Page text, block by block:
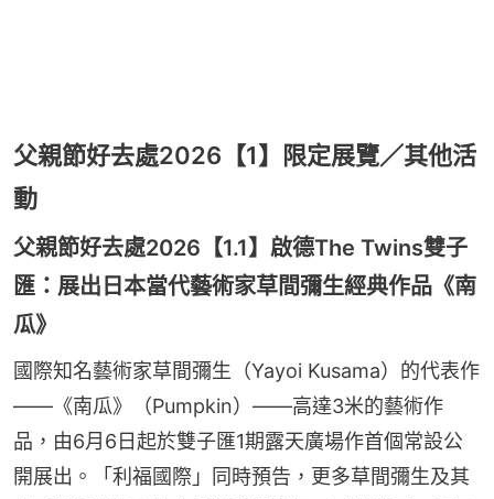
父親節好去處2026【1】限定展覽／其他活
動
父親節好去處2026【1.1】啟德The Twins雙子
匯：展出日本當代藝術家草間彌生經典作品《南
瓜》
國際知名藝術家草間彌生（Yayoi Kusama）的代表作
——《南瓜》（Pumpkin）——高達3米的藝術作
品，由6月6日起於雙子匯1期露天廣場作首個常設公
開展出。「利福國際」同時預告，更多草間彌生及其